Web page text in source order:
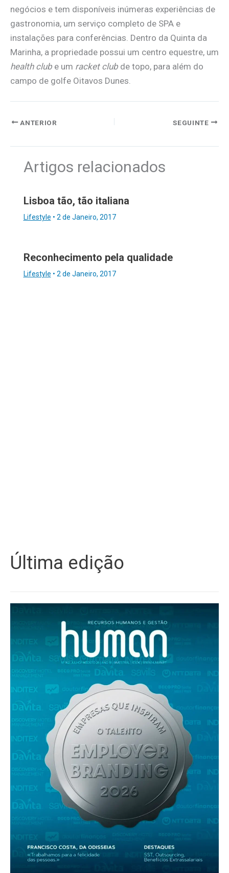
negócios e tem disponíveis inúmeras experiências de
gastronomia, um serviço completo de SPA e
instalações para conferências. Dentro da Quinta da
Marinha, a propriedade possui um centro equestre, um
health club e um racket club de topo, para além do
campo de golfe Oitavos Dunes.
ANTERIOR SEGUINTE
Artigos relacionados
Lisboa tão, tão italiana
Lifestyle • 2 de Janeiro, 2017
Reconhecimento pela qualidade
Lifestyle • 2 de Janeiro, 2017
Última edição